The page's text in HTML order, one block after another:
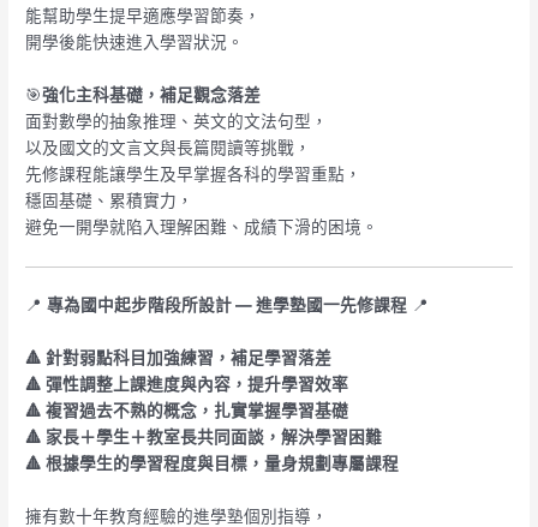
能幫助學生提早適應學習節奏，
開學後能快速進入學習狀況。
🎯強化主科基礎，補足觀念落差
面對數學的抽象推理、英文的文法句型，
以及國文的文言文與長篇閱讀等挑戰，
先修課程能讓學生及早掌握各科的學習重點，
穩固基礎、累積實力，
避免一開學就陷入理解困難、成績下滑的困境。
📍專為國中起步階段所設計 — 進學塾國一先修課程 📍
🔺 針對弱點科目加強練習，補足學習落差
🔺 彈性調整上課進度與內容，提升學習效率
🔺 複習過去不熟的概念，扎實掌握學習基礎
🔺 家長＋學生＋教室長共同面談，解決學習困難
🔺 根據學生的學習程度與目標，量身規劃專屬課程
擁有數十年教育經驗的進學塾個別指導，